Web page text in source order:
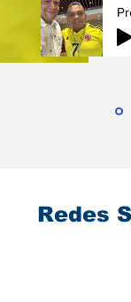
Redes